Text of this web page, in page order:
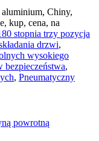
aluminium, Chiny,
kup, cena, na
stopnia trzy pozycja
drzwi,
wysokiego
bezpieczeństwa,
, Pneumatyczny
powrotną